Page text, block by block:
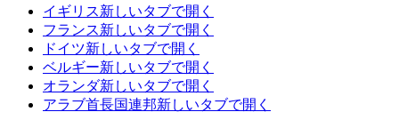
イギリス新しいタブで開く
フランス新しいタブで開く
ドイツ新しいタブで開く
ベルギー新しいタブで開く
オランダ新しいタブで開く
アラブ首長国連邦新しいタブで開く